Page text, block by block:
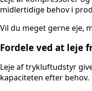
midlertidige behov i
Vil du meget gerne eje,
Fordele ved at leje
Leje af trykluftudstyr
kapaciteten efter behov.